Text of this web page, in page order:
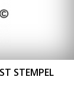
STEMPEL